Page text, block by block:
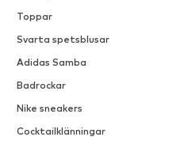
Toppar
Svarta spetsblusar
Adidas Samba
Badrockar
Nike sneakers
Cocktailklänningar